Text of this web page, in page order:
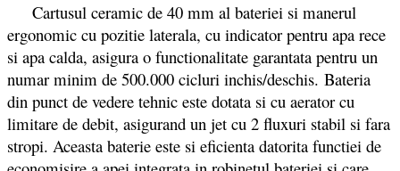
Cartusul ceramic de 40 mm al bateriei si manerul
ergonomic cu pozitie laterala, cu indicator pentru apa rece
si apa calda, asigura o functionalitate garantata pentru un
numar minim de 500.000 cicluri inchis/deschis. Bateria
din punct de vedere tehnic este dotata si cu aerator cu
limitare de debit, asigurand un jet cu 2 fluxuri stabil si fara
stropi. Aceasta baterie este si eficienta datorita functiei de